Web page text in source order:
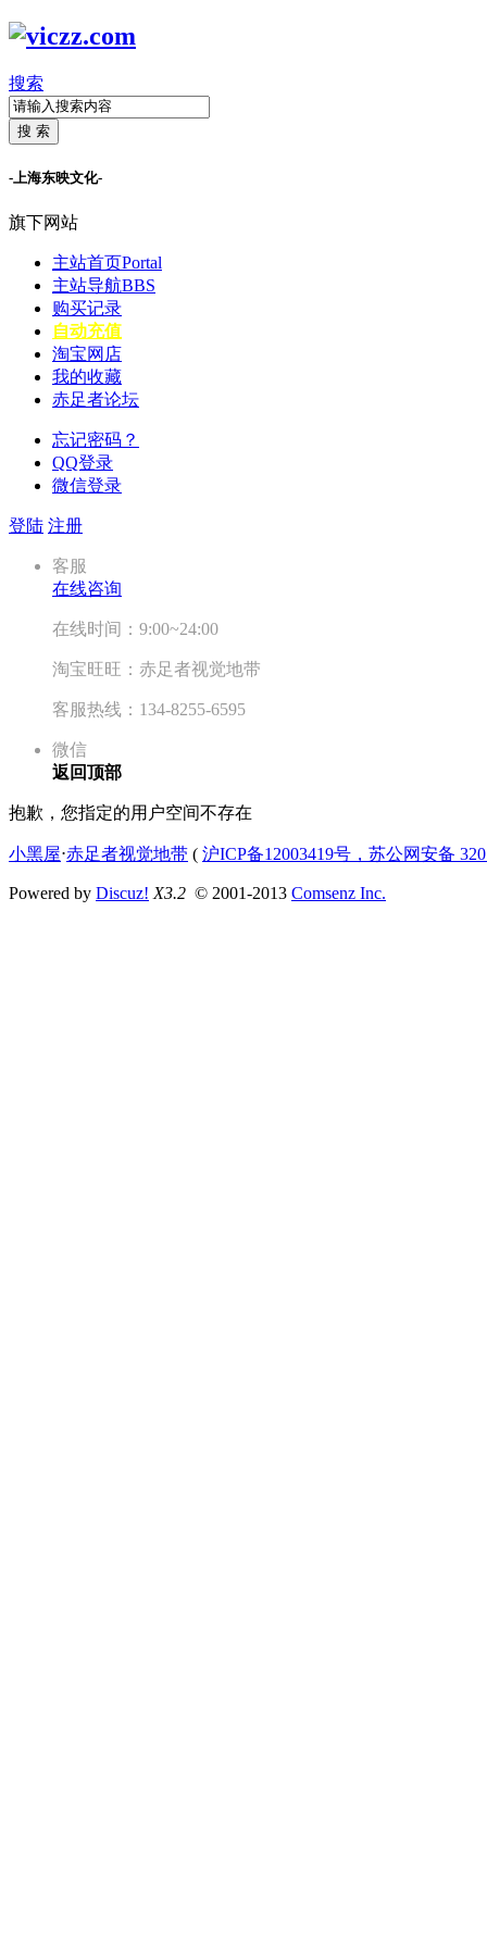
搜索
搜 索
-上海东映文化-
旗下网站
主站首页Portal
主站导航BBS
购买记录
自动充值
淘宝网店
我的收藏
赤足者论坛
忘记密码？
QQ登录
微信登录
登陆 注册
客服
在线咨询
在线时间：9:00~24:00
淘宝旺旺：赤足者视觉地带
客服热线：134-8255-6595
微信
返回顶部
抱歉，您指定的用户空间不存在
小黑屋⋅赤足者视觉地带 ( 沪ICP备12003419号，苏公网安备
Powered by Discuz! X3.2 © 2001-2013 Comsenz Inc.